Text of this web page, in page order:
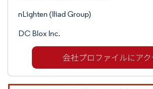
nLighten (Iliad Group)
DC Blox Inc.